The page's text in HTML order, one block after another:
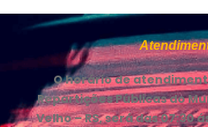
O horário de
Repartições Públicas do
Velho – RS, será das 07:30